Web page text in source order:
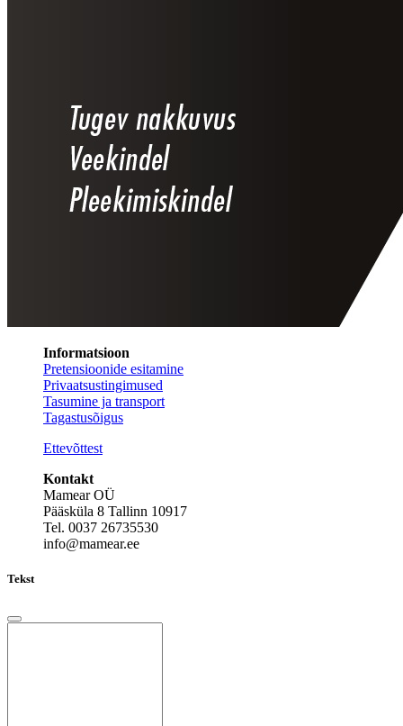
Informatsioon
Pretensioonide esitamine
Privaatsustingimused
Tasumine ja transport
Tagastusõigus
Ettevõttest
Kontakt
Mamear OÜ
Pääsküla 8 Tallinn 10917
Tel. 0037 26735530
info@mamear.ee
Tekst